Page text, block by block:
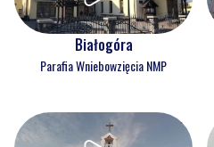
Białogóra
Parafia Wniebowzięcia NMP